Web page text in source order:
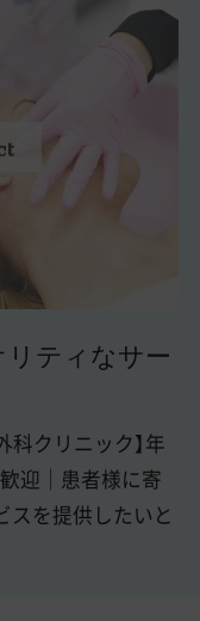
ティなサー
科クリニック】年
迎｜患者様に寄
スを提供したいと